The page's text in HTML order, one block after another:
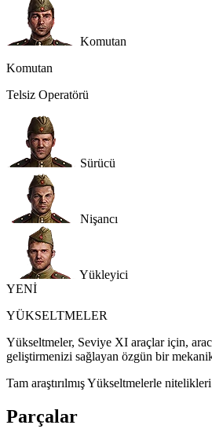
Komutan
Komutan
Telsiz Operatörü
Sürücü
Nişancı
Yükleyici
YENİ
YÜKSELTMELER
Yükseltmeler, Seviye XI araçlar için,
geliştirmenizi sağlayan özgün bir
Tam araştırılmış Yükseltmelerle
Parçalar